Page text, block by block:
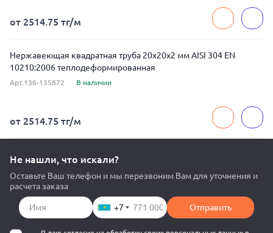
от 2514.75 тг/м
Нержавеющая квадратная труба 20x20x2 мм AISI 304 EN
10210:2006 теплодеформированная
Арт.136-135872 В наличии
от 2514.75 тг/м
Не нашли, что искали?
Оставьте Ваш телефон и мы перезвоним Вам для уточнения и
расчета заказа
+7 Отправить